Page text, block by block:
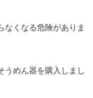
なくなる危険がありま
うめん器を購入しまし